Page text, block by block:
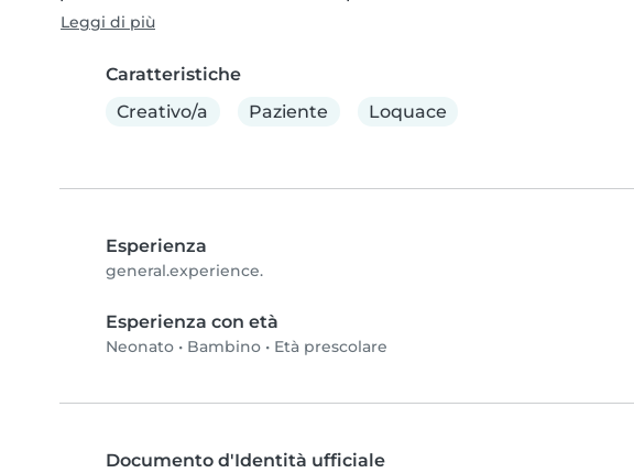
Leggi di più
Caratteristiche
Creativo/a
Paziente Loquace
Esperienza
general.experience.
Esperienza con età
Neonato • Bambino • Età prescolare
Documento d'Identità ufficiale